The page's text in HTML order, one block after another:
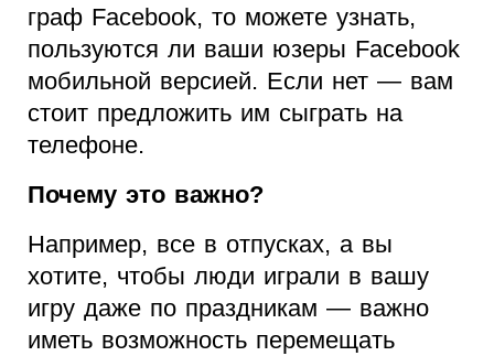
граф Facebook, то можете узнать,
пользуются ли ваши юзеры Facebook
мобильной версией. Если нет — вам
стоит предложить им сыграть на
телефоне.
Почему это важно?
Например, все в отпусках, а вы
хотите, чтобы люди играли в вашу
игру даже по праздникам — важно
иметь возможность перемещать